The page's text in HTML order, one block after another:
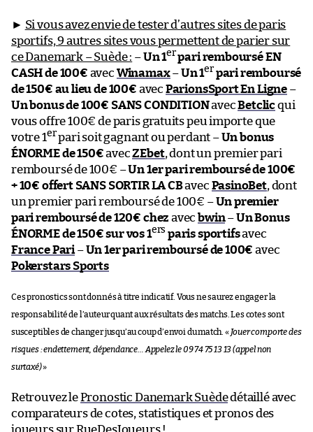
► Si vous avez envie de tester d’autres sites de paris
sportifs, 9 autres sites vous permettent de parier sur
ce Danemark – Suède : –Un 1erpari remboursé EN
CASH de 100€ avec Winamax–Un 1er pari remboursé
de 150€ au lieu de 100€ avec ParionsSport En Ligne –
Un bonus de 100€ SANS CONDITIONavecBetclicqui
vous offre 100€ de paris gratuits peu importe que
votre 1erpari soit gagnant ou perdant –Un bonus
ÉNORME de 150€avecZEbet, dont un premier pari
remboursé de 100€ –Un 1er pari remboursé de 100€
+ 10€ offert SANS SORTIR LA CBavec PasinoBet, dont
un premier pari remboursé de 100€ –Un premier
pari remboursé de 120€ chez avecbwin–Un Bonus
ÉNORME de 150€ sur vos 1ers paris sportifsavec
France Pari–Un 1er pari remboursé de 100€ avec
Pokerstars Sports
Ces pronostics sont donnés à titre indicatif. Vous ne saurez engager la
responsabilité de l’auteur quant aux résultats des matchs. Les cotes sont
susceptibles de changer jusqu’au coup d’envoi du match. « Jouer comporte des
risques : endettement, dépendance… Appelez le 09 74 75 13 13 (appel non
surtaxé)»
Retrouvez lePronostic Danemark Suèdedétaillé avec
comparateurs de cotes, statistiques et pronos des